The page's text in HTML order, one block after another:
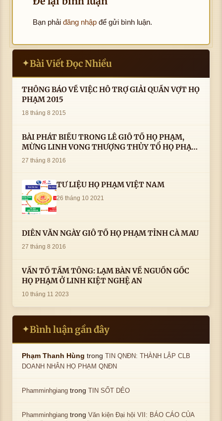
Bạn phải đăng nhập để gửi bình luận.
✦Bài Viết Đọc Nhiều
THÔNG BÁO VỀ VIỆC HỖ TRỢ GIẢI QUẦN VỢT HỌ
PHẠM 2015
18 tháng 8 2015
BÀI PHÁT BIỂU TRONG LÊ GIỖ TỔ HỌ PHẠM,
MỪNG LINH VONG THƯỢNG THỦY TỔ HỌ PHẠM
AN VỊ TAI CÀ MAU- ( 22/8/2016) CỦA LS.TS.NV.
27 tháng 8 2016
TƯ LIỆU HỌ PHẠM VIỆT NAM
26 tháng 10 2021
DIỄN VĂN NGÀY GIỖ TỔ HỌ PHẠM TỈNH CÀ MAU
27 tháng 8 2016
VẤN TỔ TẦM TÔNG: LẠM BÀN VỀ NGUỒN GỐC
HỌ PHẠM Ở LINH KIỆT NGHỆ AN
10 tháng 11 2023
✦Bình luận gần đây
Phạm Thanh Hùng trongTIN QNĐN: THÀNH LẬP CLB
DOANH NHÂN HỌ PHẠM QNĐN
Phamminhgiang trongTIN SỐT DẺO
Phamminhgiang trongVăn kiện Đại hội VII: BÁO CÁO CỦA